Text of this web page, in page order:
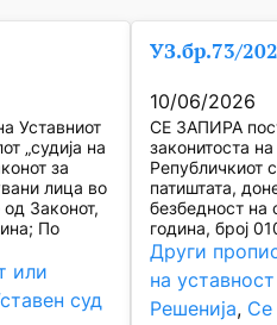
Уставниот
„судија на
за
лица во
Законот,
По
или
суд
УЗ.бр.73/
10/06/2026
СЕ ЗАПИРА
законитоста
Републичкиот
патиштата,
безбедност на
година, број
Други
на
Решенија, Се